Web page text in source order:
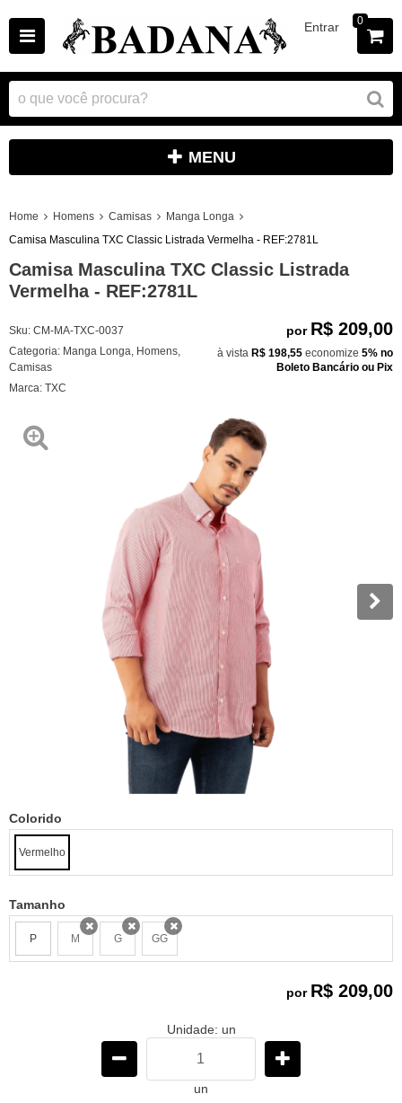
Entrar 0
MENU
Home Homens Camisas
Manga Longa
Camisa Masculina TXC Classic Listrada Vermelha - REF:2781L
Camisa Masculina TXC Classic Listrada
Vermelha - REF:2781L
Sku: CM-MA-TXC-0037
Categoria: Manga Longa Homens
Camisas
Marca: TXC
por R$ 209,00
à vista R$ 198,55 economize 5% no
Boleto Bancário ou Pix
Colorido
Vermelho
Tamanho
P M G GGx
por R$ 209,00
Unidade: un
un